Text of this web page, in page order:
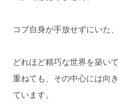
コブ自身が手放せずにいた
どれほど精巧な世界を築い
重ねても、その中心には向
ています。